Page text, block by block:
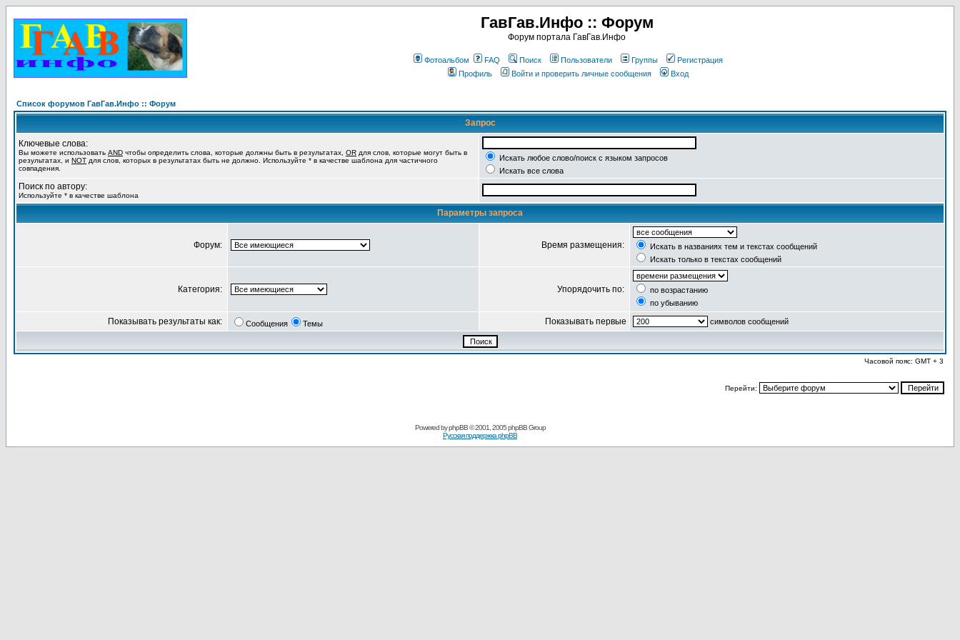
ГавГав.Инфо :: Форум
Форум портала ГавГав.Инфо
Фотоальбом FAQ Поиск Пользователи Группы
Регистрация
Профиль
Войти и проверить личные сообщения Вход
Список форумов ГавГав.Инфо :: Форум
Запрос
Ключевые слова:
Вы можете использовать AND чтобы определить слова, которые должны быть в результатах, OR для слов, которые могут быть в
результатах, и NOT для слов, которых в результатах быть не должно. Используйте * в качестве шаблона для частичного
совпадения.
Искать любое слово/поиск с языком запросов
Искать все слова
Поиск по автору:
Используйте * в качестве шаблона
Параметры запроса
Форум: Время размещения:
Искать в названиях тем и текстах сообщений
Искать только в текстах сообщений
Категория: Упорядочить по:
по возрастанию
по убыванию
Показывать результаты как: Сообщения Темы Показывать первые символов сообщений
Часовой пояс: GMT + 3
Перейти:
Powered byphpBB© 2001, 2005 phpBB Group
Русская поддержка phpBB